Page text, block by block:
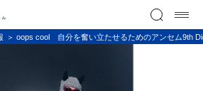
oops cool 自分を奮い立たせるためのアンセム9th